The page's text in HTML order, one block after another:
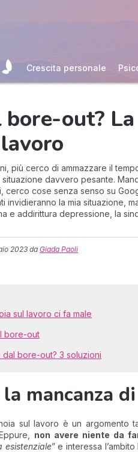
Crescita personale
bore-out?
più cerco di ammazzare il
davvero pesante.
cerco cose senza senso su
invidieranno la mia situazione,
e addirittura depressione, la
2023 da Giada Paoli
sul lavoro ci fa male
bore-out
dal bore-out? 3 soluzioni
la mancanza
sul lavoro è un argomento
non avere niente da
esistenziale” e interessa